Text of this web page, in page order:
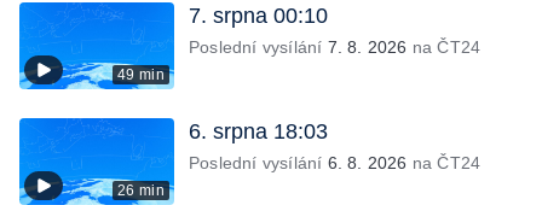
49 min
7. srpna 00:10
Poslední vysílání 7. 8. 2026 na ČT24
26 min
6. srpna 18:03
Poslední vysílání 6. 8. 2026 na ČT24